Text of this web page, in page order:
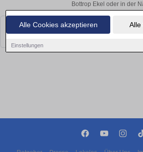
Alle Cookies akzeptieren Alle
Einstellungen
Bottrop Ekel oder in der
Leider konnten wir derzeit keine passenden
bald wieder vorbei!